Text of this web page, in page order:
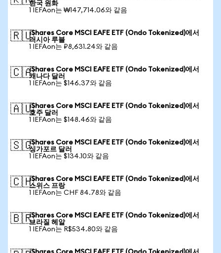
한국 원화
1 IEFAon는 ₩147,714.06와 같음
🇷🇺iShares Core MSCI EAFE ETF (Ondo Tokenized)에서
러시아 루블
1 IEFAon는 ₽8,631.24와 같음
🇨🇦iShares Core MSCI EAFE ETF (Ondo Tokenized)에서
캐나다 달러
1 IEFAon는 $146.37와 같음
🇦🇺iShares Core MSCI EAFE ETF (Ondo Tokenized)에서
호주 달러
1 IEFAon는 $148.46와 같음
🇸🇬iShares Core MSCI EAFE ETF (Ondo Tokenized)에서
싱가포르 달러
1 IEFAon는 $134.10와 같음
🇨🇭iShares Core MSCI EAFE ETF (Ondo Tokenized)에서
스위스 프랑
1 IEFAon는 CHF 84.78와 같음
🇧🇷iShares Core MSCI EAFE ETF (Ondo Tokenized)에서
브라질 헤알
1 IEFAon는 R$534.80와 같음